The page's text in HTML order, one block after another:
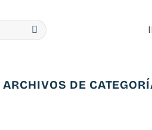
ARCHIVOS DE